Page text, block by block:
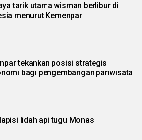
tarik utama wisman berlibur di
menurut Kemenpar
tekankan posisi strategis
bagi pengembangan pariwisata
lidah api tugu Monas